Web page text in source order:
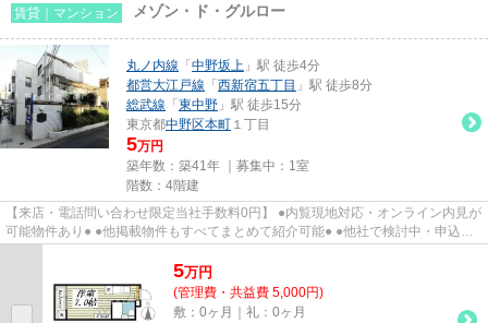
賃貸｜マンション メゾン・ド・グルロー
丸ノ内線 「 中野坂上 」駅 徒歩4分
都営大江戸線 「 西新宿五丁目 」駅 徒歩8分
総武線 「 東中野 」駅 徒歩15分
東京都中野区本町 １丁目
5万円
築年数：築41年 ｜募集中： 1室
階数：4階建
【来店・電話問い合わせ限定当社手数料0円】 ●内覧現地対応・オンライン内見が
可能物件あり● ●他掲載物件もすべてまとめて紹介可能● ●他社で検討中・申込み
5万円
(管理費・共益費 5,000円)
敷：0ヶ月｜礼：0ヶ月